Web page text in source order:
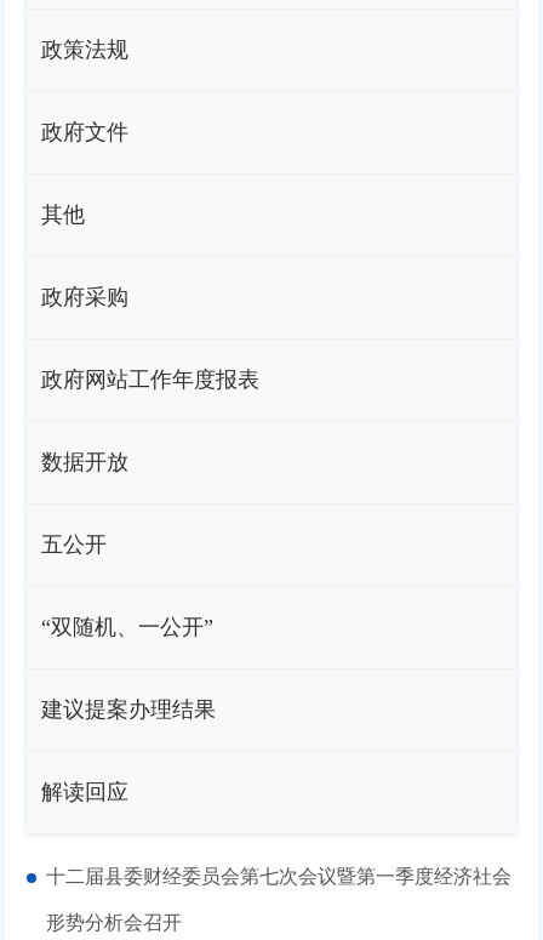
政策法规
政府文件
其他
政府采购
政府网站工作年度报表
数据开放
五公开
“双随机、一公开”
建议提案办理结果
解读回应
十二届县委财经委员会第七次会议暨第一季度经济社会
形势分析会召开